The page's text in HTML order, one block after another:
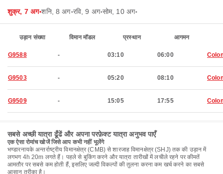
शुक्र, 7 अग॰शनि, 8 अग॰रवि, 9 अग॰सोम, 10 अग॰
उड़ान संख्या विमान मॉडल प्रस्थान आगमन
G9588 - 03:10 06:00
G9503 - 05:20 08:10
G9509 - 15:05 17:55
सबसे अच्छी यात्रा ढूँढें और अपना परफ़ेक्ट यात्रा अनुभव पाएँ
एक ऐसा रोमांच खोजें जिसे आप कभी नहीं भूलेंगे
भण्डारनायके अन्तर्राष्ट्रीय विमानक्षेत्र (CMB) से शारजाह विमानक्षेत्र (SHJ) तक की उड़ान में
लगभग 4h 20m लगते हैं। पहले से बुकिंग करने और यात्रा तारीखों में लचीले रहने पर कीमतें
आमतौर पर सबसे कम होती हैं, इसलिए जल्दी विकल्पों की तुलना करना कम खर्च करने का सबसे
आसान तरीका है।